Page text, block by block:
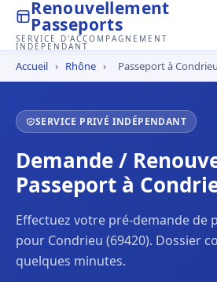
Renouvellement
Passeports
SERVICE D'ACCOMPAGNEMENT
INDÉPENDANT
Accueil › Rhône › Passeport à Condrieu
SERVICE PRIVÉ INDÉPENDANT
Demande /
Passeport à
Effectuez votre pré-demande de
pour Condrieu (69420). Dossier
quelques minutes.